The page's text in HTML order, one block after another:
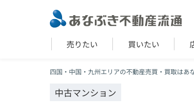
売りたい 買いたい
四国・中国・九州エリアの不動産売買・買取はあ
中古マンション